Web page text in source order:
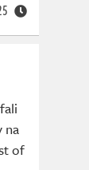
na
of